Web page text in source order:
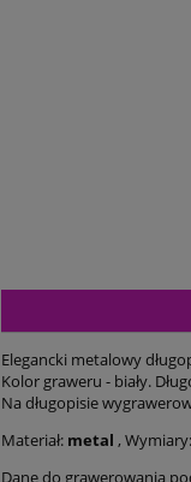
Elegancki metalowy
Kolor graweru - biały.
Na długopisie
Materiał: metal , Wymiary:
Dane do grawerowania